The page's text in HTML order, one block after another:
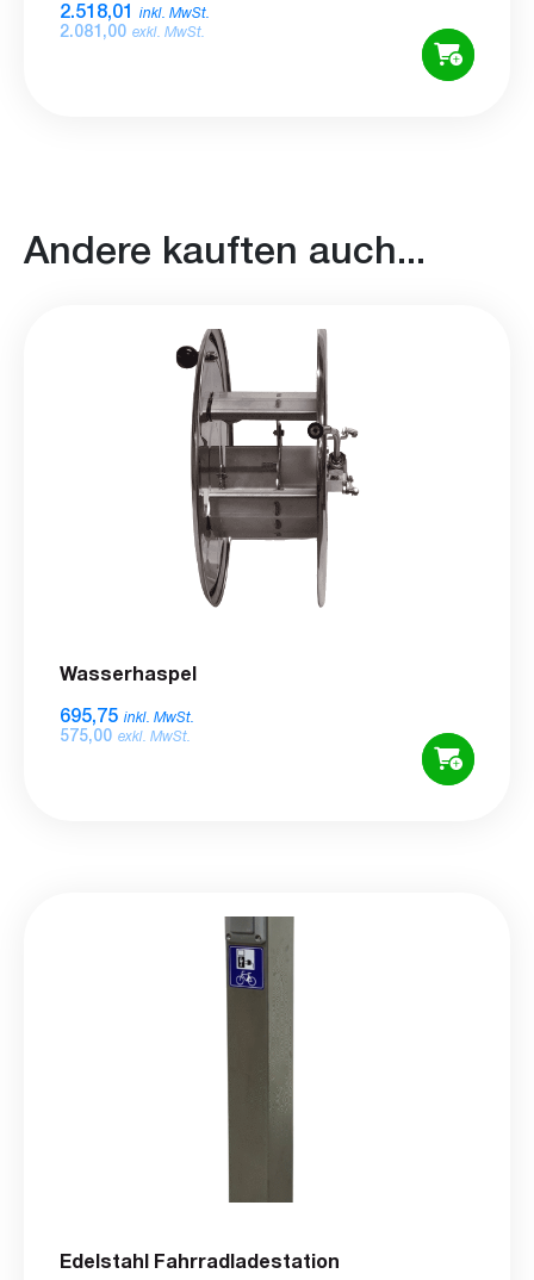
2.518,01 inkl. MwSt.
2.081,00 exkl. MwSt.
Andere kauften auch...
Wasserhaspel
695,75 inkl. MwSt.
575,00 exkl. MwSt.
Edelstahl Fahrradladestation